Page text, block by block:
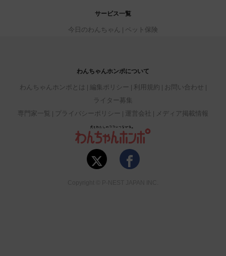
サービス一覧
今日のわんちゃん ペット保険
わんちゃんホンポについて
わんちゃんホンポとは 編集ポリシー 利用規約
お問い合わせ
ライター募集
専門家一覧
プライバシーポリシー 運営会社 メディア掲載情報